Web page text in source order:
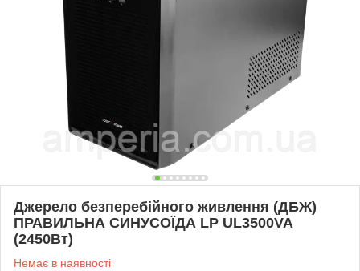
Джерело безперебійного живлення (ДБЖ)
ПРАВИЛЬНА СИНУСОЇДА LP UL3500VA
(2450Вт)
Немає в наявності